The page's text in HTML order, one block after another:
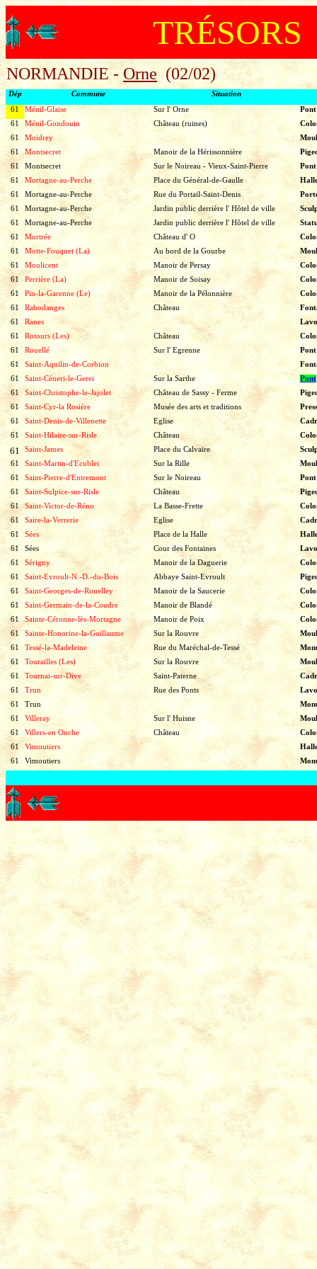
NORMANDIE -Orne(02/02)
Dép Commune
Situation
61
Ménil-Glaise Sur l' Orne
Pont
61
Ménil-Gondouin Château (ruines)
61
Moidrey
61
Montsecret Manoir de la Hérissonnière
61
Montsecret Sur le Noireau - Vieux-Saint-Pierre
Pont
61
Mortagne-au-Perche Place du Général-de-Gaulle
61
Mortagne-au-Perche Rue du Portail-Saint-Denis
61
Mortagne-au-Perche Jardin public derrière l' Hôtel de ville
61
Mortagne-au-Perche Jardin public derrière l' Hôtel de ville
61
Mortrée Château d' O
61
Motte-Fouquet (La) Au bord de la Gourbe
61
Moulicent Manoir de Persay
61
Perrière (La) Manoir de Soisay
61
Pin-la-Garenne (Le) Manoir de la Pélonnière
61
Rabodanges Château
61
Ranes
61
Rotours (Les) Château
61
Rouellé Sur l' Egrenne
Pont
61
Saint-Aquilin-de-Corbion
61
Saint-Céneri-le-Gerei Sur la Sarthe
Pont
61
Saint-Christophe-le-Jajolet Château de Sassy - Ferme
61
Saint-Cyr-la Rosière Musée des arts et traditions
61
Saint-Denis-de-Villenette Eglise
61
Saint-Hilaire-sur-Risle Château
61 Saint-James Place du Calvaire
61
Saint-Martin-d'Ecublei Sur la Rille
61
Saint-Pierre-d'Entremont Sur le Noireau
61
Saint-Sulpice-sur-Risle Château
61
Saint-Victor-de-Réno La Basse-Frette
61
Saire-la-Verrerie Eglise
61
Sées Place de la Halle
61
Sées Cour des Fontaines
61
Sérigny Manoir de la Daguerie
61
Saint-Evroult-N.-D.-du-Bois Abbaye Saint-Evroult
61
Saint-Georges-de-Rouelley Manoir de la Saucerie
61
Saint-Germain-de-la-Coudre Manoir de Blandé
61
Sainte-Céronne-lès-Mortagne Manoir de Poix
61
Sainte-Honorine-la-Guillaume Sur la Rouvre
61
Tessé-la-Madeleine Rue du Maréchal-de-Tessé
61
Tourailles (Les) Sur la Rouvre
61
Tournai-sur-Dive Saint-Paterne
61
Trun Rue des Ponts
61
Trun
61
Villeray Sur l' Huisne
61
Villers-en Ouche Château
61
Vimoutiers
61
Vimoutiers